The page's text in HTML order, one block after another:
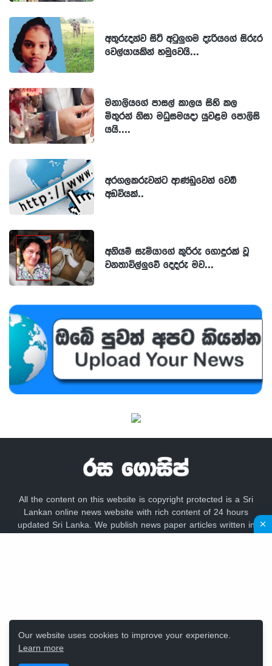
අතුරුදන්ව සිටි අටුලුගම දැරියගේ සිරුර
වෙල්යායකින් හමුවෙයි...
මනාලියගේ පාසල් කාලය සිහි කල
මිතුරන් නිසා මධුසමයදා යුවළම පොලිසි
යයි....
අරගලකරුවන්ට ආණ්ඩුවෙන් වෙබ්
අඩවියක්..
අනියම් සැමියාගේ කුරිරු ගොදුරක් වූ
වනතාවිල්ලුවේ දෙදරු මව...
All the content on this website is copyright protected is a Sri
Lankan online news website with rich content of 24 hours
updated Sri Lanka. We publish news paper articles written in
Our website uses cookies to improve your experience.
Learn more